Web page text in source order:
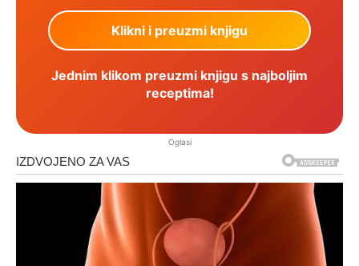
Jednim klikom preuzmi knjigu s najboljim
receptima!
Oglasi